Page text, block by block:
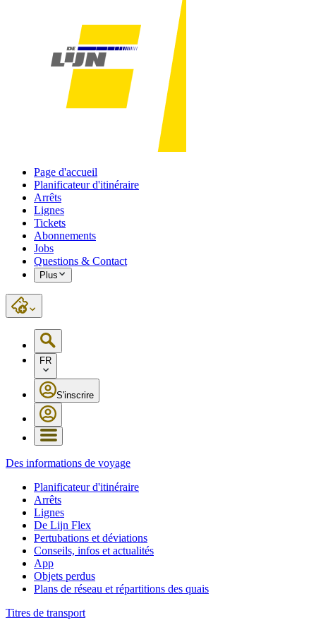
Page d'accueil
Planificateur d'itinéraire
Arrêts
Lignes
Tickets
Abonnements
Jobs
Questions & Contact
Plus
FR
S'inscrire
Des informations de voyage
Planificateur d'itinéraire
Arrêts
Lignes
De Lijn Flex
Pertubations et déviations
Conseils, infos et actualités
App
Objets perdus
Plans de réseau et répartitions des quais
Titres de transport